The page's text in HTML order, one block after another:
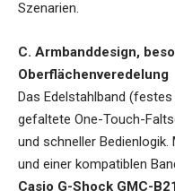
Szenarien.
C. Armbanddesign,
Oberflächenveredelung
Das Edelstahlband
gefaltete One-Touch-
und schneller
und einer kompatiblen
Casio G-Shock GMC-